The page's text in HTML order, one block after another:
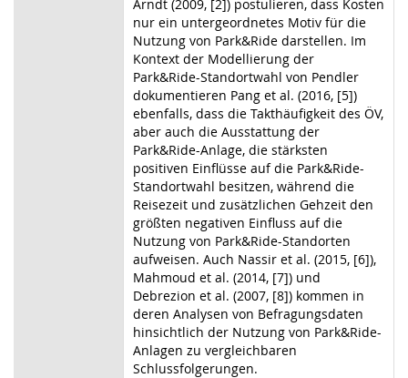
Arndt (2009, [2]) postulieren, dass Kosten
nur ein untergeordnetes Motiv für die
Nutzung von Park&Ride darstellen. Im
Kontext der Modellierung der
Park&Ride-Standortwahl von Pendler
dokumentieren Pang et al. (2016, [5])
ebenfalls, dass die Takthäufigkeit des ÖV,
aber auch die Ausstattung der
Park&Ride-Anlage, die stärksten
positiven Einflüsse auf die Park&Ride-
Standortwahl besitzen, während die
Reisezeit und zusätzlichen Gehzeit den
größten negativen Einfluss auf die
Nutzung von Park&Ride-Standorten
aufweisen. Auch Nassir et al. (2015, [6]),
Mahmoud et al. (2014, [7]) und
Debrezion et al. (2007, [8]) kommen in
deren Analysen von Befragungsdaten
hinsichtlich der Nutzung von Park&Ride-
Anlagen zu vergleichbaren
Schlussfolgerungen.